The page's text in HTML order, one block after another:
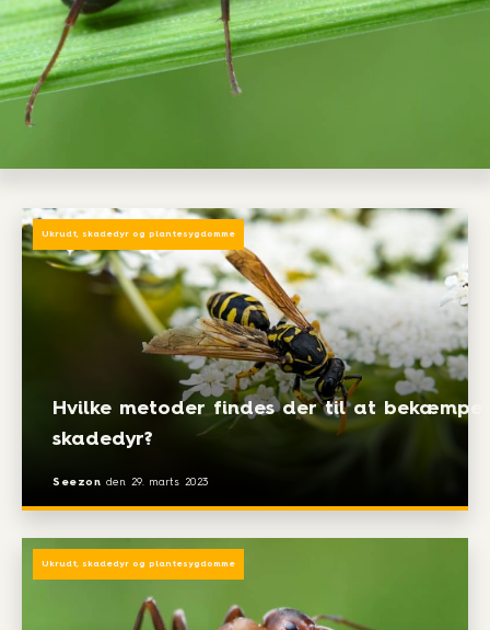
Hvilke metoder findes der til at bekæmpe
skadedyr?
Seezon den 29. marts 2023
Ukrudt, skadedyr og plantesygdomme
Ukrudt, skadedyr og plantesygdomme